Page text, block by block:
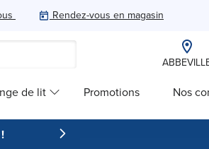
Rendez-vous en magasin
de lit Promotions Nos